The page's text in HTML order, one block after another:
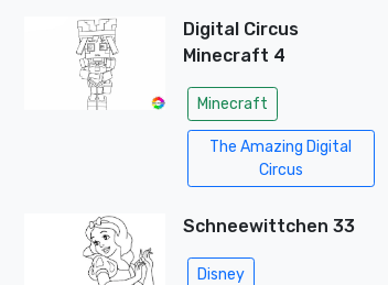
Digital Circus
Minecraft 4
Minecraft
The Amazing Digital
Circus
Schneewittchen 33
Disney